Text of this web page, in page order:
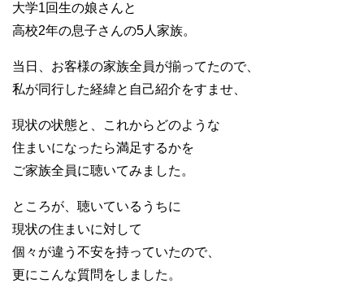
大学1回生の娘さんと
高校2年の息子さんの5人家族。
当日、お客様の家族全員が揃ってたので、
私が同行した経緯と自己紹介をすませ、
現状の状態と、これからどのような
住まいになったら満足するかを
ご家族全員に聴いてみました。
ところが、聴いているうちに
現状の住まいに対して
個々が違う不安を持っていたので、
更にこんな質問をしました。